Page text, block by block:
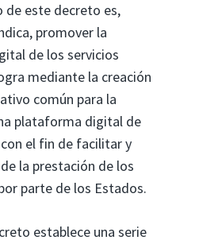
de este decreto es,
promover la
de los servicios
mediante la creación
común para la
plataforma digital de
el fin de facilitar y
la prestación de los
parte de los Estados.
establece una serie